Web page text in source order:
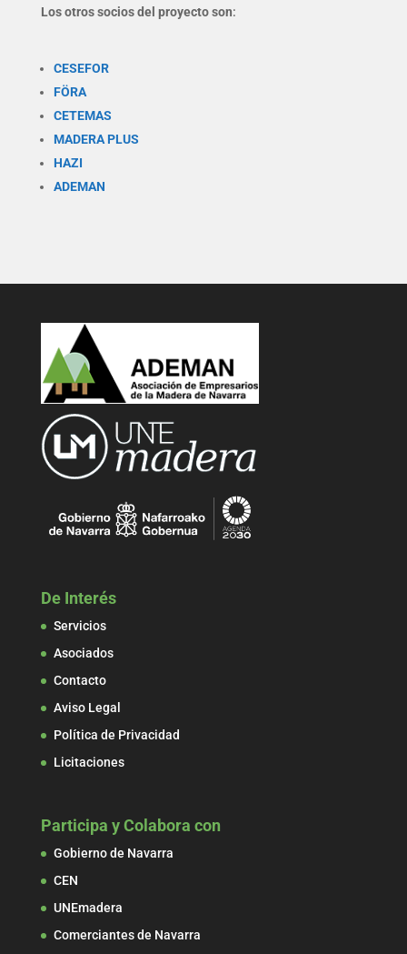
Los otros socios del proyecto son:
CESEFOR
FÖRA
CETEMAS
MADERA PLUS
HAZI
ADEMAN
De Interés
Servicios
Asociados
Contacto
Aviso Legal
Política de Privacidad
Licitaciones
Participa y Colabora con
Gobierno de Navarra
CEN
UNEmadera
Comerciantes de Navarra